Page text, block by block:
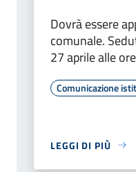
Dovrà essere
comunale.
27 aprile alle
Comunicazione
LEGGI DI PIÙ